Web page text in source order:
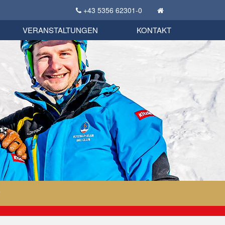
+43 5356 62301-0
KSC Sportgeschichte
Bekleidungsshop
VERANSTALTUNGEN KONTAKT